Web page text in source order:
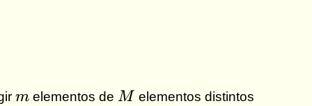
m)!}
m
m elementos de M
M elementos distintos